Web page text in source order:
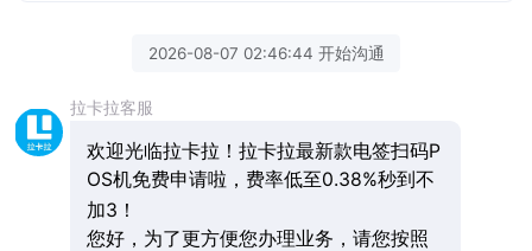
2026-08-07 02:46:44 开始沟通
拉卡拉客服
欢迎光临拉卡拉！拉卡拉最新款电签扫码P
OS机免费申请啦，费率低至0.38%秒到不
加3！
您好，为了更方便您办理业务，请您按照